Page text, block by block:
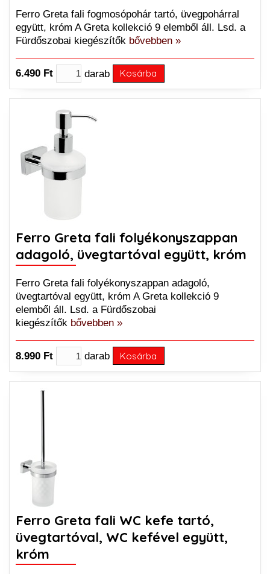
Ferro Greta fali fogmosópohár tartó, üvegpohárral
együtt, króm A Greta kollekció 9 elemből áll. Lsd. a
Fürdőszobai kiegészítők bővebben »
6.490 Ft darab Kosárba
Ferro Greta fali folyékonyszappan
adagoló, üvegtartóval együtt, króm
Ferro Greta fali folyékonyszappan adagoló,
üvegtartóval együtt, króm A Greta kollekció 9
elemből áll. Lsd. a Fürdőszobai
kiegészítők bővebben »
8.990 Ft darab Kosárba
Ferro Greta fali WC kefe tartó,
üvegtartóval, WC kefével együtt,
króm